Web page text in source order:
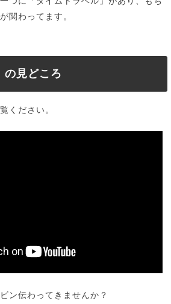
関わってます。
の見どころ
ください。
ン伝わってきませんか？